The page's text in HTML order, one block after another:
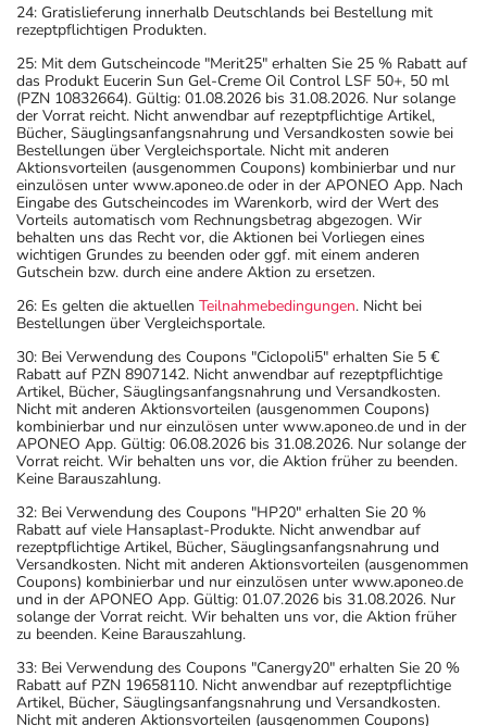
24: Gratislieferung innerhalb Deutschlands bei Bestellung mit
rezeptpflichtigen Produkten.
25: Mit dem Gutscheincode "Merit25" erhalten Sie 25 % Rabatt auf
das Produkt Eucerin Sun Gel-Creme Oil Control LSF 50+, 50 ml
(PZN 10832664). Gültig: 01.08.2026 bis 31.08.2026. Nur solange
der Vorrat reicht. Nicht anwendbar auf rezeptpflichtige Artikel,
Bücher, Säuglingsanfangsnahrung und Versandkosten sowie bei
Bestellungen über Vergleichsportale. Nicht mit anderen
Aktionsvorteilen (ausgenommen Coupons) kombinierbar und nur
einzulösen unter www.aponeo.de oder in der APONEO App. Nach
Eingabe des Gutscheincodes im Warenkorb, wird der Wert des
Vorteils automatisch vom Rechnungsbetrag abgezogen. Wir
behalten uns das Recht vor, die Aktionen bei Vorliegen eines
wichtigen Grundes zu beenden oder ggf. mit einem anderen
Gutschein bzw. durch eine andere Aktion zu ersetzen.
26: Es gelten die aktuellen Teilnahmebedingungen. Nicht bei
Bestellungen über Vergleichsportale.
30: Bei Verwendung des Coupons "Ciclopoli5" erhalten Sie 5 €
Rabatt auf PZN 8907142. Nicht anwendbar auf rezeptpflichtige
Artikel, Bücher, Säuglingsanfangsnahrung und Versandkosten.
Nicht mit anderen Aktionsvorteilen (ausgenommen Coupons)
kombinierbar und nur einzulösen unter www.aponeo.de und in der
APONEO App. Gültig: 06.08.2026 bis 31.08.2026. Nur solange der
Vorrat reicht. Wir behalten uns vor, die Aktion früher zu beenden.
Keine Barauszahlung.
32: Bei Verwendung des Coupons "HP20" erhalten Sie 20 %
Rabatt auf viele Hansaplast-Produkte. Nicht anwendbar auf
rezeptpflichtige Artikel, Bücher, Säuglingsanfangsnahrung und
Versandkosten. Nicht mit anderen Aktionsvorteilen (ausgenommen
Coupons) kombinierbar und nur einzulösen unter www.aponeo.de
und in der APONEO App. Gültig: 01.07.2026 bis 31.08.2026. Nur
solange der Vorrat reicht. Wir behalten uns vor, die Aktion früher
zu beenden. Keine Barauszahlung.
33: Bei Verwendung des Coupons "Canergy20" erhalten Sie 20 %
Rabatt auf PZN 19658110. Nicht anwendbar auf rezeptpflichtige
Artikel, Bücher, Säuglingsanfangsnahrung und Versandkosten.
Nicht mit anderen Aktionsvorteilen (ausgenommen Coupons)